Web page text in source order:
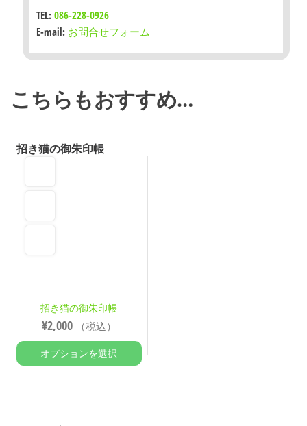
TEL: 086-228-0926
E-mail: お問合せフォーム
こちらもおすすめ…
招き猫の御朱印帳
招き猫の御朱印帳
¥2,000 （税込）
オプションを選択